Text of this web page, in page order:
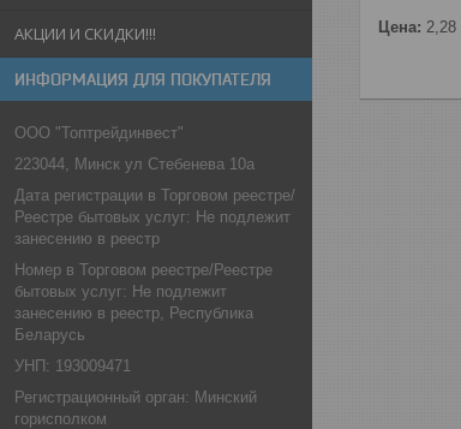
АКЦИИ И СКИДКИ!!!
ИНФОРМАЦИЯ ДЛЯ ПОКУПАТЕЛЯ
ООО "Топтрейдинвест"
223044, Минск ул Стебенева 10а
Дата регистрации в Торговом реестре/
Реестре бытовых услуг: Не подлежит
занесению в реестр
Номер в Торговом реестре/Реестре
бытовых услуг: Не подлежит
занесению в реестр, Республика
Беларусь
УНП: 193009471
Регистрационный орган: Минский
горисполком
Цена: 2,28